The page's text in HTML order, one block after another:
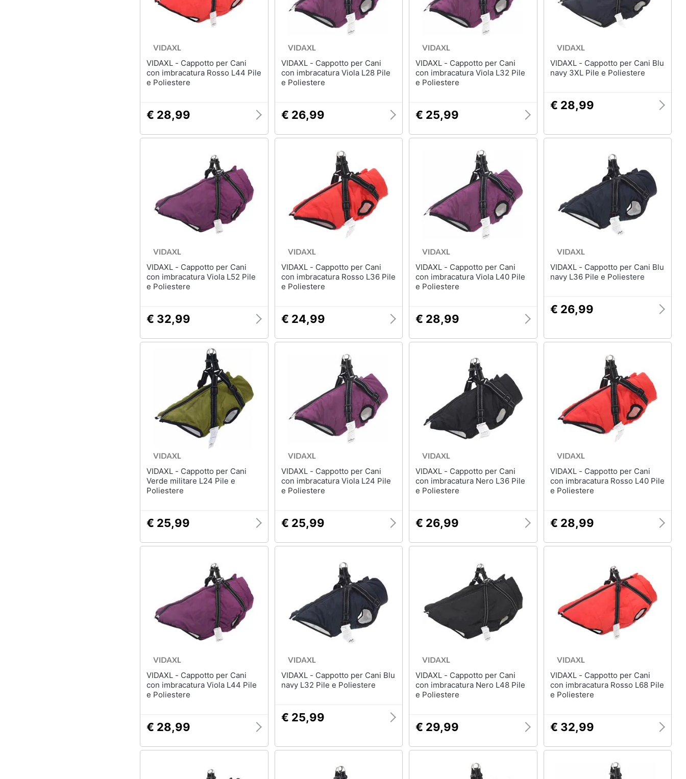
VIDAXL - Cappotto per Cani
con imbracatura Rosso L44 Pile
e Poliestere
€ 28,99
VIDAXL - Cappotto per Cani
con imbracatura Viola L28 Pile
e Poliestere
€ 26,99
VIDAXL - Cappotto per Cani
con imbracatura Viola L32 Pile
e Poliestere
€ 25,99
VIDAXL - Cappotto per Cani Blu
navy 3XL Pile e Poliestere
€ 28,99
VIDAXL - Cappotto per Cani
con imbracatura Viola L52 Pile
e Poliestere
€ 32,99
VIDAXL - Cappotto per Cani
con imbracatura Rosso L36 Pile
e Poliestere
€ 24,99
VIDAXL - Cappotto per Cani
con imbracatura Viola L40 Pile
e Poliestere
€ 28,99
VIDAXL - Cappotto per Cani Blu
navy L36 Pile e Poliestere
€ 26,99
VIDAXL - Cappotto per Cani
Verde militare L24 Pile e
Poliestere
€ 25,99
VIDAXL - Cappotto per Cani
con imbracatura Viola L24 Pile
e Poliestere
€ 25,99
VIDAXL - Cappotto per Cani
con imbracatura Nero L36 Pile
e Poliestere
€ 26,99
VIDAXL - Cappotto per Cani
con imbracatura Rosso L40 Pile
e Poliestere
€ 28,99
VIDAXL - Cappotto per Cani
con imbracatura Viola L44 Pile
e Poliestere
€ 28,99
VIDAXL - Cappotto per Cani Blu
navy L32 Pile e Poliestere
€ 25,99
VIDAXL - Cappotto per Cani
con imbracatura Nero L48 Pile
e Poliestere
€ 29,99
VIDAXL - Cappotto per Cani
con imbracatura Rosso L68 Pile
e Poliestere
€ 32,99